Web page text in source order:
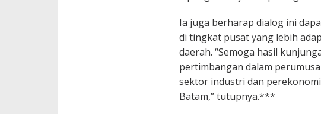
Ia juga berharap dialog ini
di tingkat pusat yang lebih
daerah. “Semoga hasil
pertimbangan dalam
sektor industri dan
Batam,” tutupnya.***